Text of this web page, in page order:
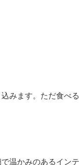
みます。ただ食べ
温かみのあるイン